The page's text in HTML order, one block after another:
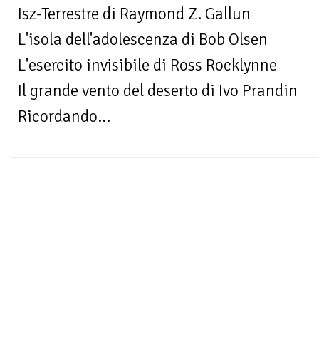
Isz-Terrestre di Raymond Z. Gallun
L'isola dell'adolescenza di Bob Olsen
L'esercito invisibile di Ross Rocklynne
Il grande vento del deserto di Ivo Prandin
Ricordando...